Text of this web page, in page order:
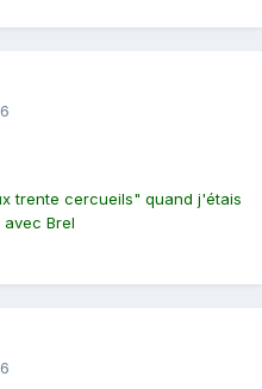
trente cercueils" quand j'étais
Brel